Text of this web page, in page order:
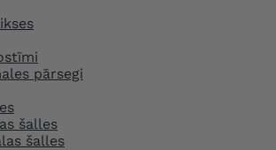
pārsegi
šalles
šalles